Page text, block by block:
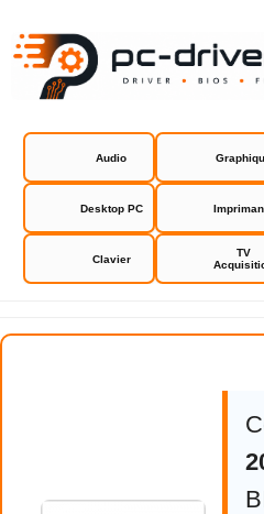
Audio
Desktop PC
Clavier
TV